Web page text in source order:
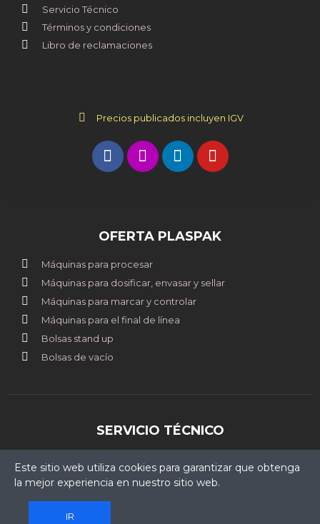
Servicio Técnico
Términos y condiciones
Libro de reclamaciones
Precios publicados incluyen IGV
OFERTA PLASPAK
Máquinas para procesar
Máquinas para dosificar, envasar y sellar
Máquinas para marcar y controlar
Máquinas para el final de línea
Bolsas stand up
Bolsas de vacío
SERVICIO TÉCNICO
+51 967 507 772
Este sitio web utiliza cookies para garantizar que obtenga
la mejor experiencia en nuestro sitio web.
IR